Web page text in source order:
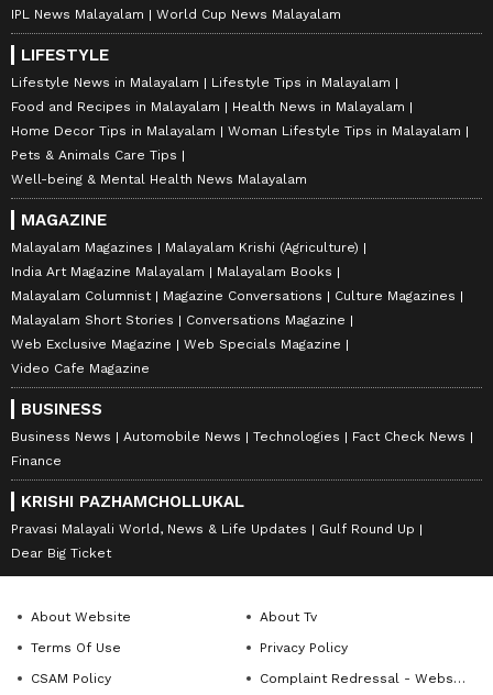
IPL News Malayalam
World Cup News Malayalam
LIFESTYLE
Lifestyle News in Malayalam
Lifestyle Tips in Malayalam
Food and Recipes in Malayalam
Health News in Malayalam
Home Decor Tips in Malayalam
Woman Lifestyle Tips in Malayalam
Pets & Animals Care Tips
Well-being & Mental Health News Malayalam
MAGAZINE
Malayalam Magazines
Malayalam Krishi (Agriculture)
India Art Magazine Malayalam
Malayalam Books
Malayalam Columnist
Magazine Conversations
Culture Magazines
Malayalam Short Stories
Conversations Magazine
Web Exclusive Magazine
Web Specials Magazine
Video Cafe Magazine
BUSINESS
Business News Automobile News Technologies
Fact Check News
Finance
KRISHI PAZHAMCHOLLUKAL
Pravasi Malayali World, News & Life Updates
Gulf Round Up
Dear Big Ticket
About Website
About Tv
Terms Of Use
Privacy Policy
CSAM Policy
Complaint Redressal - Website